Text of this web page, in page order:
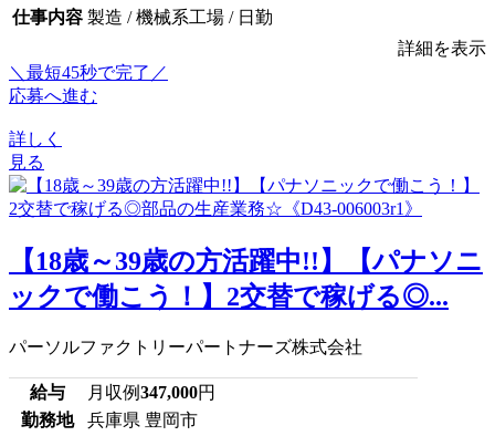
仕事内容 製造 / 機械系工場 / 日勤
詳細を表示
＼最短45秒で完了／
応募へ進む
詳しく
見る
【18歳～39歳の方活躍中!!】【パナソニ
ックで働こう！】2交替で稼げる◎...
パーソルファクトリーパートナーズ株式会社
給与 月収例347,000円
勤務地
兵庫県 豊岡市